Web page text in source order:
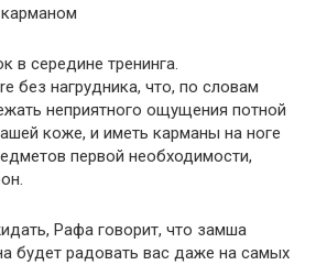
в середине тренинга.
без нагрудника, что, по словам
неприятного ощущения потной
коже, и иметь карманы на ноге
первой необходимости,
Рафа говорит, что замша
будет радовать вас даже на самых